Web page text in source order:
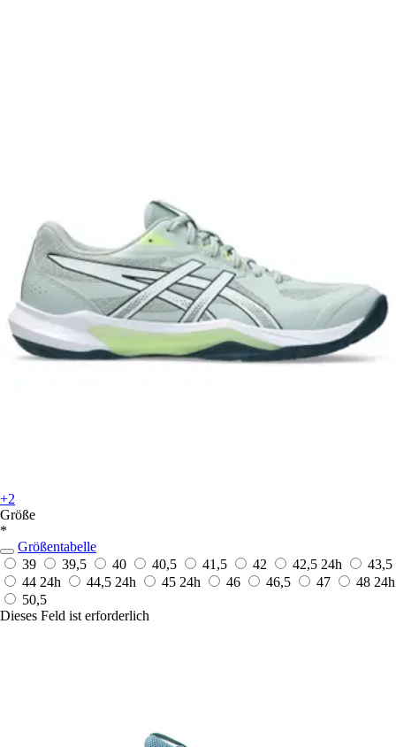
+2
Größe
*
Größentabelle
39
39,5 40 40,5 41,5 42 42,5 24h
43,5
44 24h 44,5 24h 45 24h 46 46,5 47 48 24h
50,5
Dieses Feld ist erforderlich